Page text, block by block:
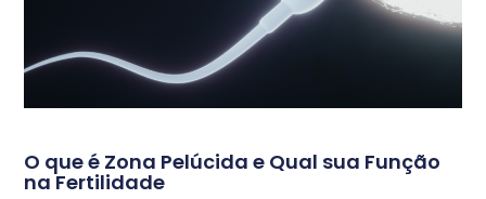
O que é Zona Pelúcida e Qual sua Função
na Fertilidade